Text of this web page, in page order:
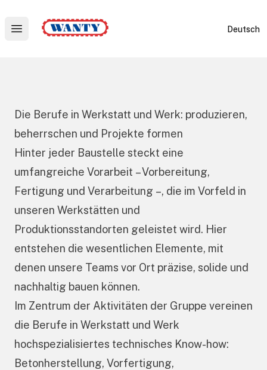
Open main menu
Wanty
Deutsch
Die Berufe in Werkstatt und Werk: produzieren,
beherrschen und Projekte formen
Hinter jeder Baustelle steckt eine
umfangreiche Vorarbeit – Vorbereitung,
Fertigung und Verarbeitung –, die im Vorfeld in
unseren Werkstätten und
Produktionsstandorten geleistet wird. Hier
entstehen die wesentlichen Elemente, mit
denen unsere Teams vor Ort präzise, solide und
nachhaltig bauen können.
Im Zentrum der Aktivitäten der Gruppe vereinen
die Berufe in Werkstatt und Werk
hochspezialisiertes technisches Know-how:
Betonherstellung, Vorfertigung,